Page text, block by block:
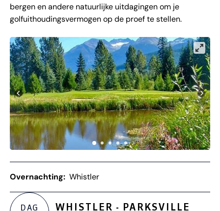
bergen en andere natuurlijke uitdagingen om je
golfuithoudingsvermogen op de proef te stellen.
Overnachting: Whistler
DAG
WHISTLER - PARKSVILLE